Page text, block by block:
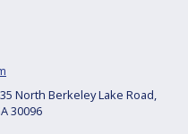
North Berkeley Lake Road,
30096